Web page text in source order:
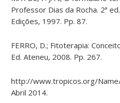
Professor Dias da Rocha. 2ª
Edições, 1997. Pp. 87.
FERRO, D.; Fitoterapia:
Ed. Ateneu, 2008. Pp. 267.
http://www.tropicos.org/
Abril 2014.